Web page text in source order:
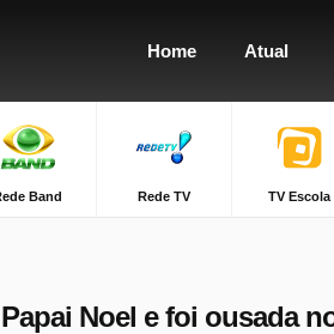
Home Atual
Band Rede TV TV Escola
Noel e foi ousada